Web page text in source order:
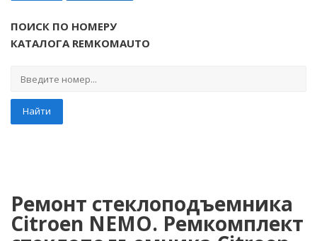
ПОИСК ПО НОМЕРУ
КАТАЛОГА REMKOMAUTO
Найти
Ремонт стеклоподъемника
Citroen NEMO. Ремкомплект